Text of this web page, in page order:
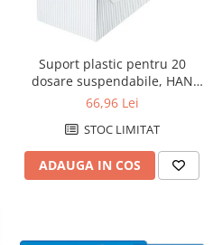
Suport plastic pentru 20
dosare suspendabile, HAN
Swing - gri deschis
66,96 Lei
STOC LIMITAT
ADAUGA IN COS